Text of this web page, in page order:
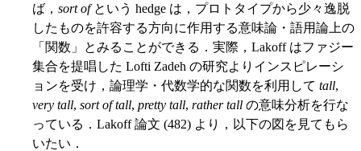
ば， sort ofという hedge は，プロトタイプから少々逸脱
したものを許容する方向に作用する意味論・語用論上の
「関数」とみることができる．実際，Lakoff はファジー
集合を提唱した Lofti Zadeh の研究よりインスピレーシ
ョンを受け，論理学・代数学的な関数を利用して tall,
very tall, sort of tall, pretty tall, rather tall の意味分析を行な
っている．Lakoff 論文 (482) より，以下の図を見てもら
いたい．